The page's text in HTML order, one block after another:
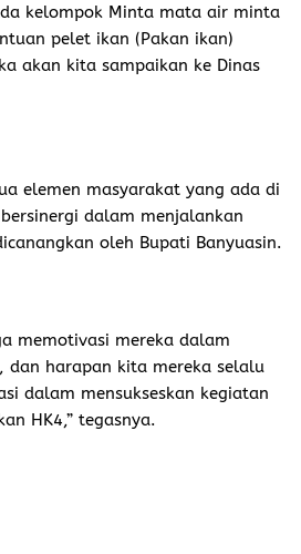
kelompok Minta mata air minta
pelet ikan (Pakan ikan)
akan kita sampaikan ke Dinas
elemen masyarakat yang ada di
dalam menjalankan
oleh Bupati Banyuasin.
memotivasi mereka dalam
dan harapan kita mereka selalu
dalam mensukseskan kegiatan
HK4,” tegasnya.